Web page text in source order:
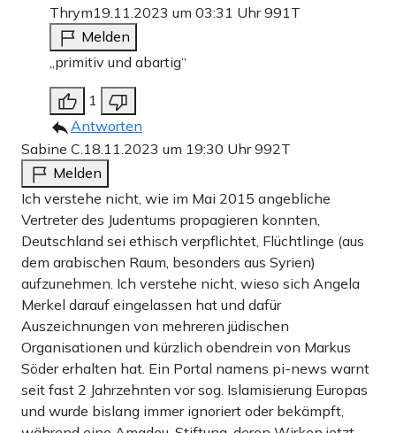
Thrym19.11.2023 um 03:31 Uhr991T
Melden
„primitiv und abartig“
1
Antworten
Sabine C.18.11.2023 um 19:30 Uhr992T
Melden
Ich verstehe nicht, wie im Mai 2015 angebliche
Vertreter des Judentums propagieren konnten,
Deutschland sei ethisch verpflichtet, Flüchtlinge (aus
dem arabischen Raum, besonders aus Syrien)
aufzunehmen. Ich verstehe nicht, wieso sich Angela
Merkel darauf eingelassen hat und dafür
Auszeichnungen von mehreren jüdischen
Organisationen und kürzlich obendrein von Markus
Söder erhalten hat. Ein Portal namens pi-news warnt
seit fast 2 Jahrzehnten vor sog. Islamisierung Europas
und wurde bislang immer ignoriert oder bekämpft,